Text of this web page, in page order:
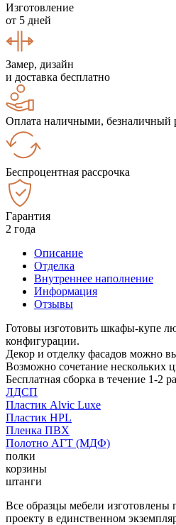
Изготовление
от 5 дней
Замер, дизайн
и доставка бесплатно
Оплата наличными, безналичный
Беспроцентная рассрочка
Гарантия
2 года
Описание
Отделка
Внутреннее наполнение
Информация
Отзывы
Готовы изготовить шкафы-купе
конфигурации.
Декор и отделку фасадов можно
Возможно сочетание нескольких
Бесплатная сборка в течение 1-2
ЛДСП
Пластик Alvic Luxe
Пластик HPL
Пленка ПВХ
Полотно АГТ (МДФ)
полки
корзины
штанги
Все образцы мебели изготовлены
проекту в единственном